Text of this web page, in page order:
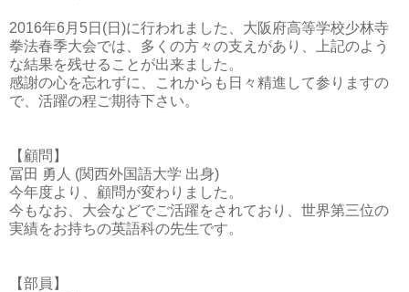
2016年6月5日(日)に行われました、大阪府高等学校少林寺
拳法春季大会では、多くの方々の支えがあり、上記のよう
な結果を残せることが出来ました。
感謝の心を忘れずに、これからも日々精進して参りますの
で、活躍の程ご期待下さい。
【顧問】
冨田 勇人 (関西外国語大学 出身)
今年度より、顧問が変わりました。
今もなお、大会などでご活躍をされており、世界第三位の
実績をお持ちの英語科の先生です。
【部員】